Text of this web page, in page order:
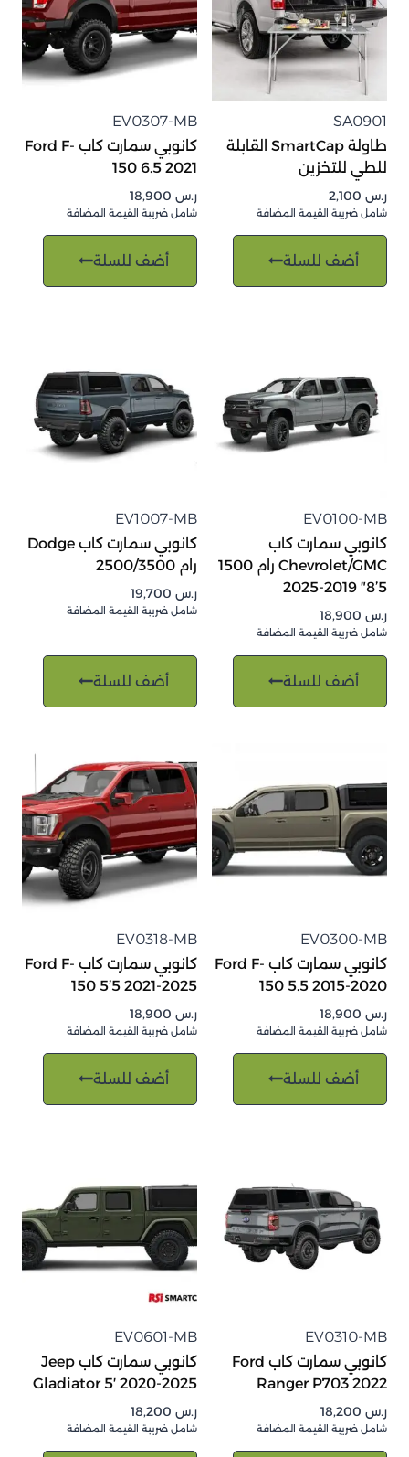
SA0901
طاولة SmartCap القابلة
للطي للتخزين
ر.س
شامل ضريبة القيمة المضافة
أضف للسلة
EV0307-MB
كانوبي سمارت كاب Ford F-
150 6.5 2021
ر.س
شامل ضريبة القيمة المضافة
أضف للسلة
EV0100-MB
كانوبي سمارت كاب
Chevrolet/GMC رام 1500
5’8″ 2019-2025
ر.س
شامل ضريبة القيمة المضافة
أضف للسلة
EV1007-MB
كانوبي سمارت كاب Dodge
رام 2500/3500
ر.س
شامل ضريبة القيمة المضافة
أضف للسلة
EV0300-MB
كانوبي سمارت كاب Ford F-
150 5.5 2015-2020
ر.س
شامل ضريبة القيمة المضافة
أضف للسلة
EV0318-MB
كانوبي سمارت كاب Ford F-
150 5’5 2021-2025
ر.س
شامل ضريبة القيمة المضافة
أضف للسلة
EV0310-MB
كانوبي سمارت كاب Ford
Ranger P703 2022
ر.س
شامل ضريبة القيمة المضافة
EV0601-MB
كانوبي سمارت كاب Jeep
Gladiator 5′ 2020-2025
ر.س
شامل ضريبة القيمة المضافة